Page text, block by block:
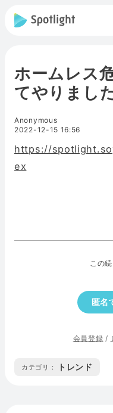
ホームレス
てやりまし
Anonymous
2022-12-15 16:56
https://
ex
この
匿名
会員登録 /
カテゴリ : トレンド